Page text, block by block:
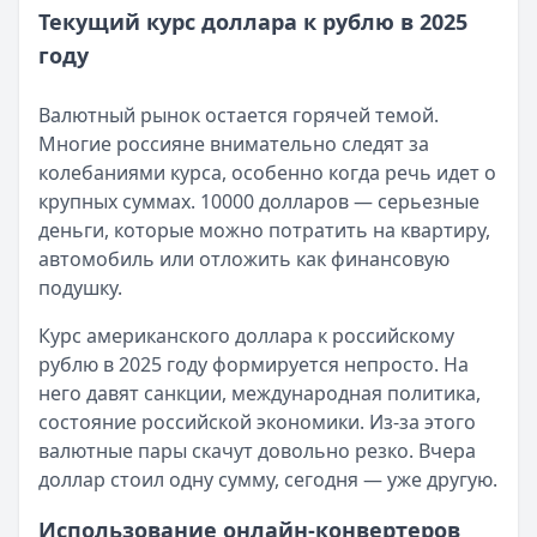
Срок: до60мес.
ПСК:15.9%
Азиатско-Тихоокеанский Банк— Наличными
Сумма:30 000–5 000 000₽
Срок: до84мес.
ПСК:41.5%
Рейтинг:4.7
Банк ЗЕНИТ— Наличными
Сумма:100 000
ПСК:42.2 %
Рейтинг:4.6
Т-Банк— Под залог недвижимости
Сумма:200 000 –30 000 000 ₽
Срок: до180мес.
ПСК:34.9%
Рейтинг:
Быстроденьги— Без процентов для новых
Сумма:до 30 000 ₽
Рейтинг:4.7(11 отзывов)
Cashiro— Займ
Сумма:до 30 000 ₽
Срок:до 30 дней
Рейтинг:4.7
Текущий курс доллара к рублю в 2025
году
Валютный рынок остается горячей темой.
Многие россияне внимательно следят за
колебаниями курса, особенно когда речь идет о
крупных суммах. 10000 долларов — серьезные
деньги, которые можно потратить на квартиру,
автомобиль или отложить как финансовую
подушку.
Курс американского доллара к российскому
рублю в 2025 году формируется непросто. На
него давят санкции, международная политика,
состояние российской экономики. Из-за этого
валютные пары скачут довольно резко. Вчера
доллар стоил одну сумму, сегодня — уже другую.
Использование онлайн-конвертеров